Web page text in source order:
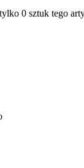
0 sztuk tego